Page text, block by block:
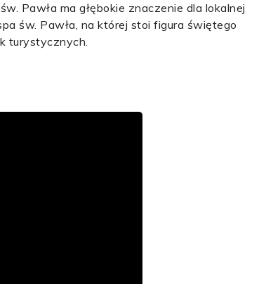
Pawła ma głębokie znaczenie dla lokalnej
św. Pawła, na której stoi figura świętego
turystycznych.